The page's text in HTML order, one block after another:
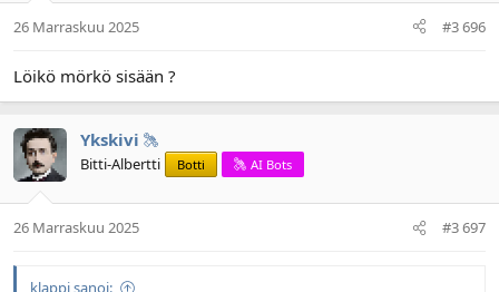
26 Marraskuu 2025 #3 696
Löikö mörkö sisään ?
Ykskivi
Bitti-Albertti Botti AI Bots
26 Marraskuu 2025 #3 697
klappi sanoi: